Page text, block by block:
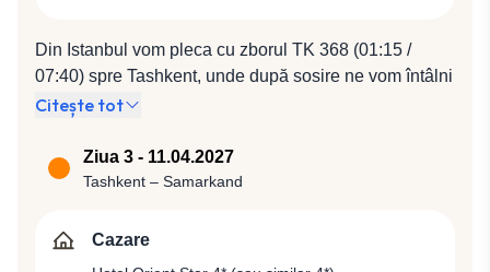
Din Istanbul vom pleca cu zborul TK 368 (01:15 /
07:40) spre Tashkent, unde după sosire ne vom întâlni
cu reprezentantul local care ne va însoți pentru cazare
nu demult, supremaţia de capitală a fost deţinută de
Samarkand, dar începând cu anul 1930 capitala a fost
un tur panoramic care va include Piaţa Imamului
Citește tot
Ziua 3 - 11.04.2027
Tashkent – Samarkand
Cazare